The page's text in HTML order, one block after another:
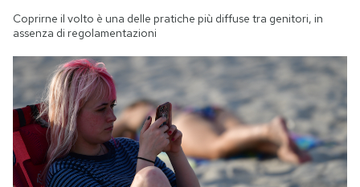
Coprirne il volto è una delle pratiche più diffuse tra genitori, in
assenza di regolamentazioni